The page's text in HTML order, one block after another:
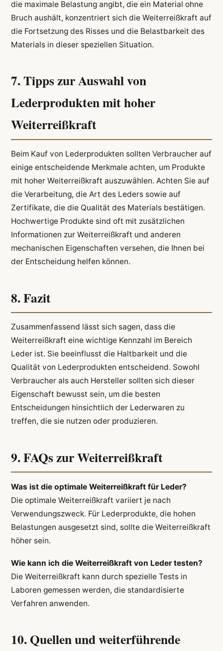
die maximale Belastung angibt, die ein Material ohne
Bruch aushält, konzentriert sich die Weiterreißkraft auf
die Fortsetzung des Risses und die Belastbarkeit des
Materials in dieser speziellen Situation.
7. Tipps zur Auswahl von
Lederprodukten mit hoher
Weiterreißkraft
Beim Kauf von Lederprodukten sollten Verbraucher auf
einige entscheidende Merkmale achten, um Produkte
mit hoher Weiterreißkraft auszuwählen. Achten Sie auf
die Verarbeitung, die Art des Leders sowie auf
Zertifikate, die die Qualität des Materials bestätigen.
Hochwertige Produkte sind oft mit zusätzlichen
Informationen zur Weiterreißkraft und anderen
mechanischen Eigenschaften versehen, die Ihnen bei
der Entscheidung helfen können.
8. Fazit
Zusammenfassend lässt sich sagen, dass die
Weiterreißkraft eine wichtige Kennzahl im Bereich
Leder ist. Sie beeinflusst die Haltbarkeit und die
Qualität von Lederprodukten entscheidend. Sowohl
Verbraucher als auch Hersteller sollten sich dieser
Eigenschaft bewusst sein, um die besten
Entscheidungen hinsichtlich der Lederwaren zu
treffen, die sie nutzen oder produzieren.
9. FAQs zur Weiterreißkraft
Was ist die optimale Weiterreißkraft für Leder?
Die optimale Weiterreißkraft variiert je nach
Verwendungszweck. Für Lederprodukte, die hohen
Belastungen ausgesetzt sind, sollte die Weiterreißkraft
höher sein.
Wie kann ich die Weiterreißkraft von Leder testen?
Die Weiterreißkraft kann durch spezielle Tests in
Laboren gemessen werden, die standardisierte
Verfahren anwenden.
10. Quellen und weiterführende